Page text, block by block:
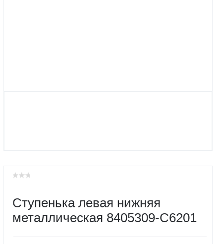
Ступенька левая нижняя
металлическая 8405309-C6201